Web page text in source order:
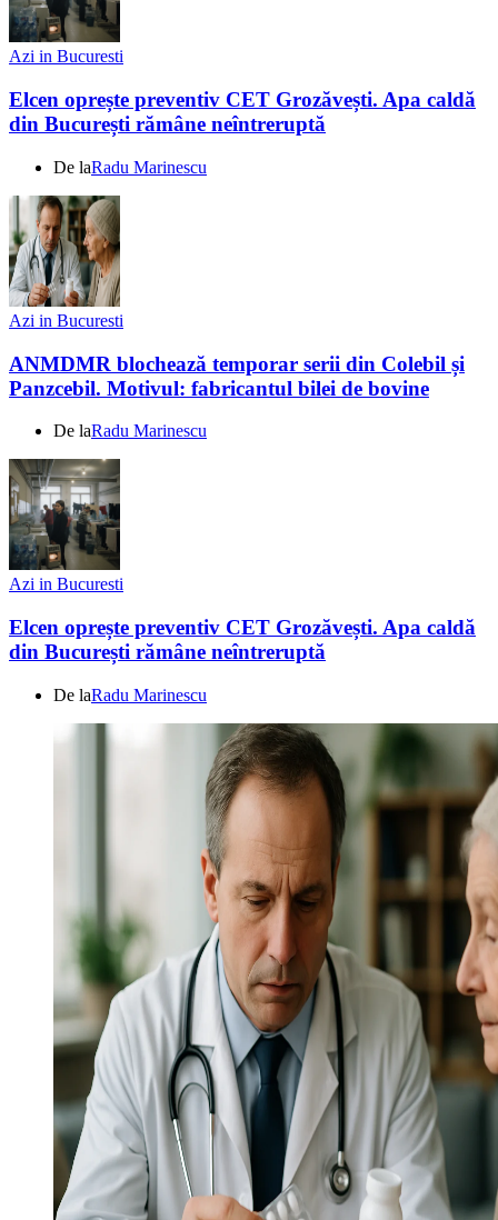
Azi in Bucuresti
Elcen oprește preventiv CET Grozăvești. Apa caldă
din București rămâne neîntreruptă
De laRadu Marinescu
Azi in Bucuresti
ANMDMR blochează temporar serii din Colebil și
Panzcebil. Motivul: fabricantul bilei de bovine
De laRadu Marinescu
Azi in Bucuresti
Elcen oprește preventiv CET Grozăvești. Apa caldă
din București rămâne neîntreruptă
De laRadu Marinescu